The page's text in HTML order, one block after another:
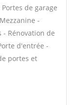
de garage
-
- Rénovation de
d'entrée -
portes et